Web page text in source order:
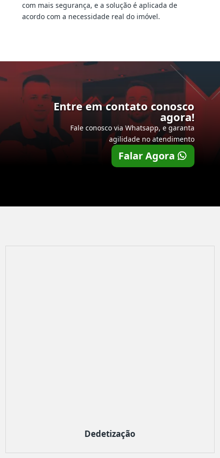
com mais segurança, e a solução é aplicada de
acordo com a necessidade real do imóvel.
Entre em contato conosco
agora!
Fale conosco via Whatsapp, e garanta
agilidade no atendimento
Falar Agora
Dedetização